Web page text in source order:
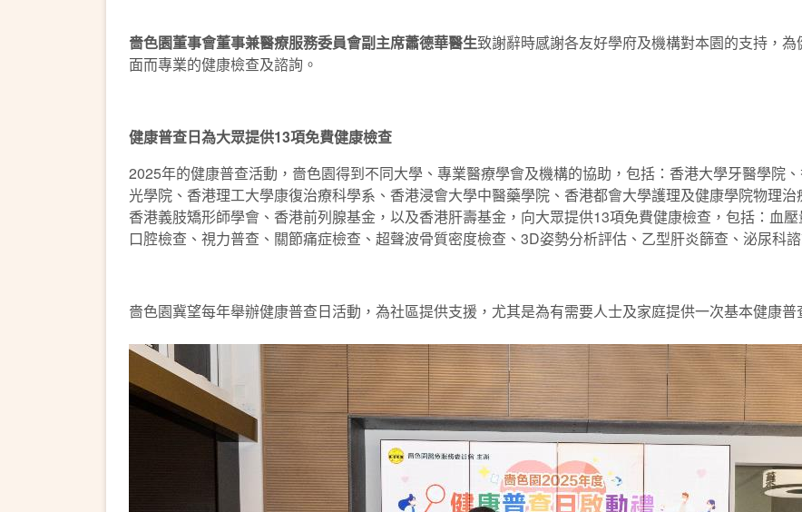
嗇色園董事會董事兼醫療服務委員會副主席蕭德華醫生致謝辭時感謝各友好學府及機構對本園的支持，
面而專業的健康檢查及諮詢。
健康普查日為大眾提供13項免費健康檢查
2025年的健康普查活動，嗇色園得到不同大學、專業醫療學會及機構的協助，包括：香港大學牙醫學院
光學院、香港理工大學康復治療科學系、香港浸會大學中醫藥學院、香港都會大學護理及健康學院物理
香港義肢矯形師學會、香港前列腺基金，以及香港肝壽基金，向大眾提供13項免費健康檢查，包括：血
口腔檢查、視力普查、關節痛症檢查、超聲波骨質密度檢查、3D姿勢分析評估、乙型肝炎篩查、泌尿科
嗇色園冀望每年舉辦健康普查日活動，為社區提供支援，尤其是為有需要人士及家庭提供一次基本健康